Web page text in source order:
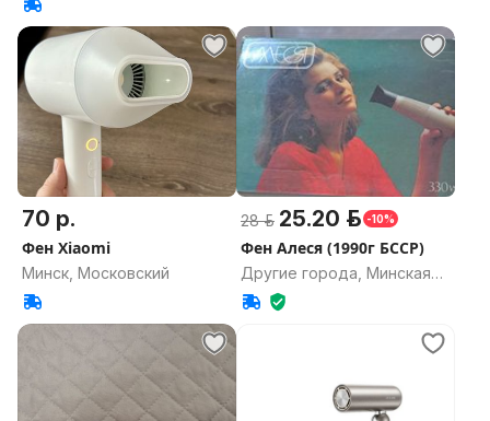
70 р.
Фен Xiaomi
Минск, Московский
28 р. 25.20 р. -10%
Фен Алеся (1990г БССР)
Другие города, Минская
область